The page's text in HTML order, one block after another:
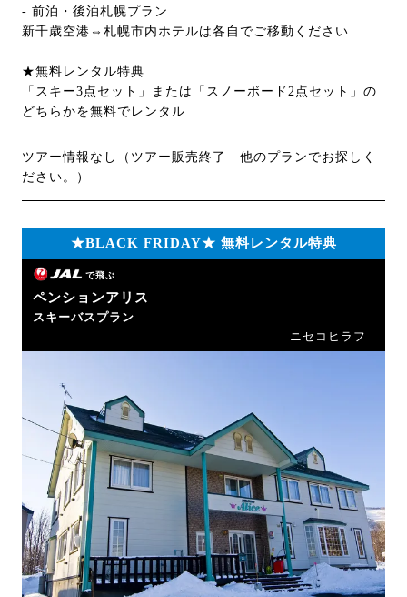
- 前泊・後泊札幌プラン
新千歳空港⇔札幌市内ホテルは各自でご移動ください
★無料レンタル特典
「スキー3点セット」または「スノーボード2点セット」の
どちらかを無料でレンタル
ツアー情報なし（ツアー販売終了 他のプランでお探しく
ださい。）
★BLACK FRIDAY★ 無料レンタル特典
で飛ぶ
ペンションアリス
スキーバスプラン
｜ニセコヒラフ｜